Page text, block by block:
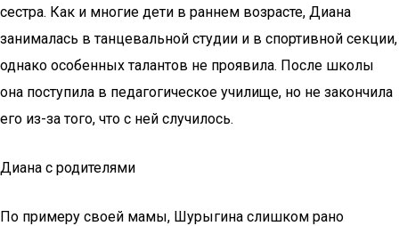
сестра. Как и многие дети в раннем возрасте, Диана
занималась в танцевальной студии и в спортивной секции,
однако особенных талантов не проявила. После школы
она поступила в педагогическое училище, но не закончила
его из-за того, что с ней случилось.
Диана с родителями
По примеру своей мамы, Шурыгина слишком рано